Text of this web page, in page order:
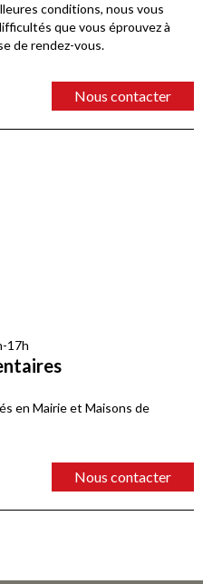
conditions, nous vous
que vous éprouvez à
de rendez-vous.
Nous contacter
17h
en Mairie et Maisons de
Nous contacter